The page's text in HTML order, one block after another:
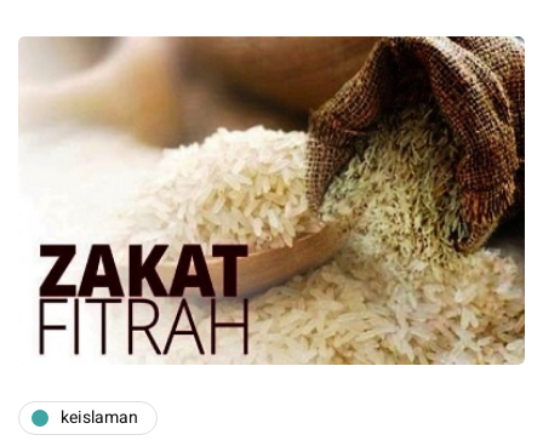
keislaman